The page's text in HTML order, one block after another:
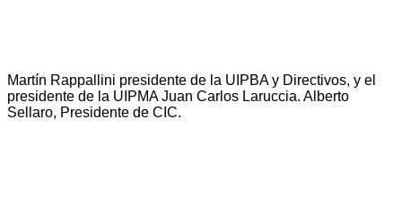
Martín Rappallini presidente de la UIPBA y Directivos, y el
presidente de la UIPMA Juan Carlos Laruccia. Alberto
Sellaro, Presidente de CIC.